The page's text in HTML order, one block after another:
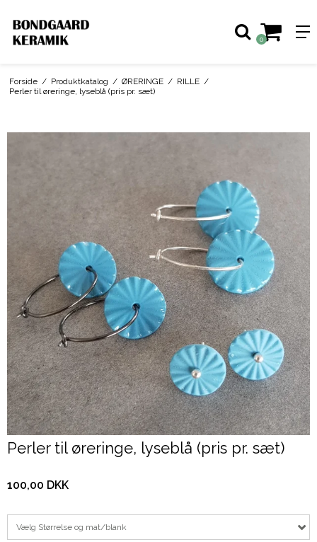
0
Forside / Produktkatalog / ØRERINGE / RILLE /
Perler til øreringe, lyseblå (pris pr. sæt)
Perler til øreringe, lyseblå (pris pr. sæt)
100,00 DKK
Vælg Størrelse og mat/blank